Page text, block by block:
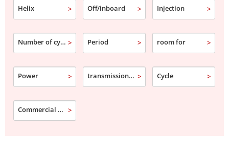
Helix Off/inboard Injection
Number of cylinder Period room for
Power transmission type Cycle
Commercial designation